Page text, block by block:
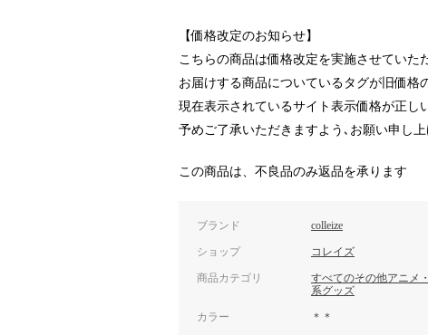
【価格改定のお知らせ】
こちらの商品は価格改定を実施させていた
お届けする商品についているタグが旧価格
現在表示されているサイト表示価格が正し
予めご了承いただきますよう､お願い申し上
この商品は、不良品のみ返品を承ります
ブランド colleize
ショップ コレイズ
商品カテゴリ すべてのその他アニメ
系グッズ
カラー ＊＊